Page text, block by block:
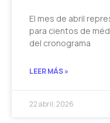
El mes de abril
para cientos de
del cronograma
LEER MÁS »
22 abril, 2026